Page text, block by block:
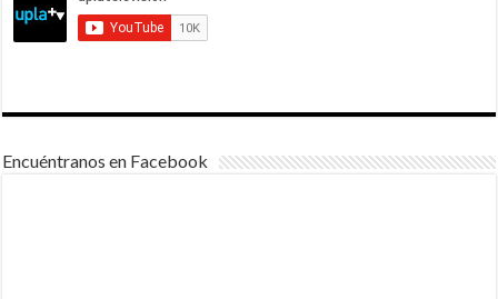
Encuéntranos en Facebook